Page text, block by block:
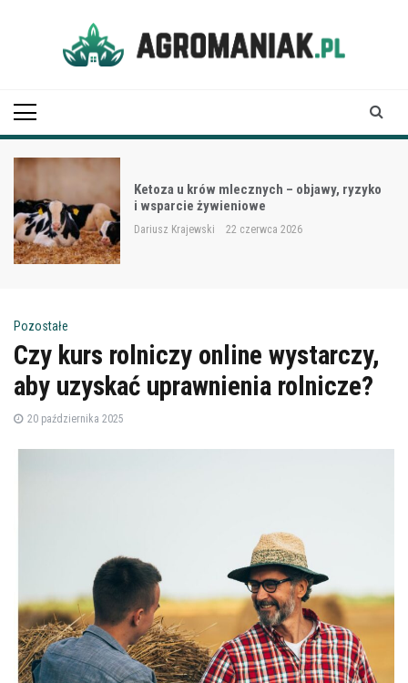
Ketoza u krów mlecznych – objawy, ryzyko
i wsparcie żywieniowe
Dariusz Krajewski 22 czerwca 2026
Pozostałe
Czy kurs rolniczy online wystarczy,
aby uzyskać uprawnienia rolnicze?
20 października 2025